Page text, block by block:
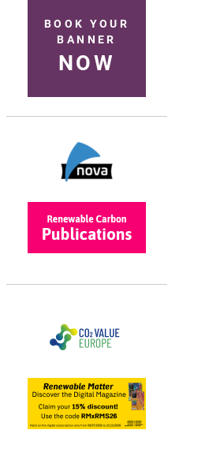
BOOK YOUR
BANNER
NOW